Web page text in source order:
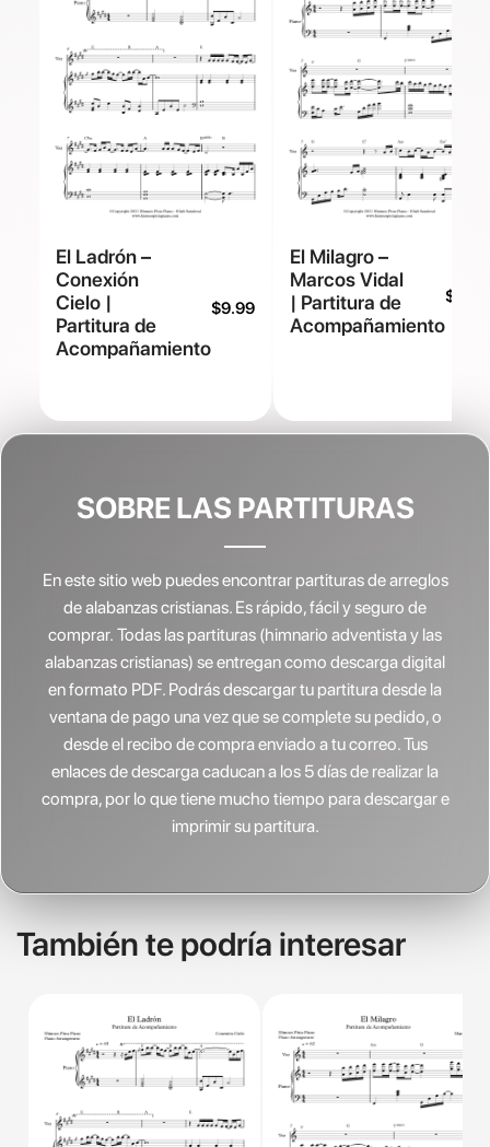
El Ladrón –
Conexión
Cielo |
Partitura de
Acompañamiento
$9.99
El Milagro –
Marcos Vidal
| Partitura de
Acompañamiento
$
SOBRE LAS PARTITURAS
En este sitio web puedes encontrar partituras de arreglos
de alabanzas cristianas. Es rápido, fácil y seguro de
comprar. Todas las partituras (himnario adventista y las
alabanzas cristianas) se entregan como descarga digital
en formato PDF. Podrás descargar tu partitura desde la
ventana de pago una vez que se complete su pedido, o
desde el recibo de compra enviado a tu correo. Tus
enlaces de descarga caducan a los 5 días de realizar la
compra, por lo que tiene mucho tiempo para descargar e
imprimir su partitura.
También te podría interesar